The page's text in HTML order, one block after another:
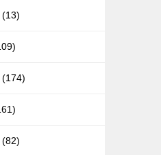
(13)
(174)
(82)